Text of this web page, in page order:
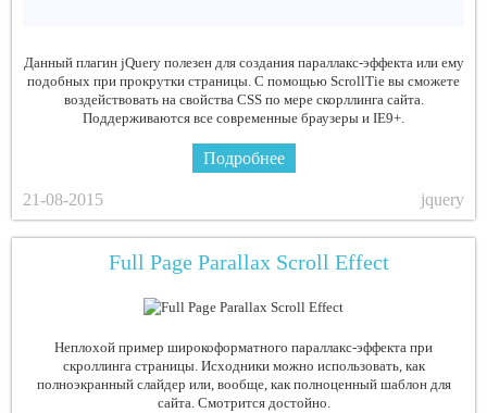
Данный плагин jQuery полезен для создания параллакс-эффекта или ему
подобных при прокрутки страницы. С помощью ScrollTie вы сможете
воздействовать на свойства CSS по мере скорллинга сайта.
Поддерживаются все современные браузеры и IE9+.
Подробнее
21-08-2015 jquery
Full Page Parallax Scroll Effect
Неплохой пример широкоформатного параллакс-эффекта при
скроллинга страницы. Исходники можно использовать, как
полноэкранный слайдер или, вообще, как полноценный шаблон для
сайта. Смотрится достойно.